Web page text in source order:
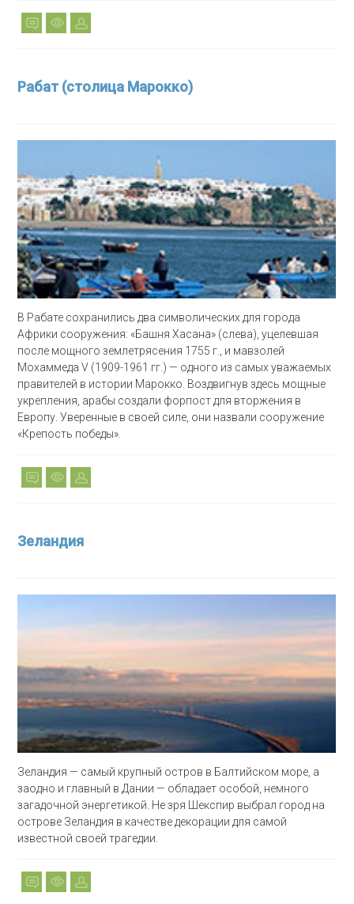
Рабат (столица Марокко)
В Рабате сохранились два символических для города
Африки сооружения: «Башня Хасана» (слева), уцелевшая
после мощного землетрясения 1755 г., и мавзолей
Мохаммеда V (1909-1961 гг.) — одного из самых уважаемых
правителей в истории Марокко. Воздвигнув здесь мощные
укрепления, арабы создали форпост для вторжения в
Европу. Уверенные в своей силе, они назвали сооружение
«Крепость победы».
Зеландия
Зеландия — самый крупный остров в Балтийском море, а
заодно и главный в Дании — обладает особой, немного
загадочной энергетикой. Не зря Шекспир выбрал город на
острове Зеландия в качестве декорации для самой
известной своей трагедии.